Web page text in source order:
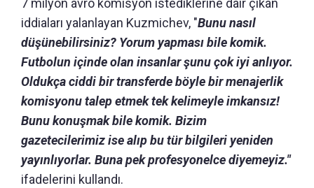
7 milyon avro komisyon istediklerine dair çıkan
iddiaları yalanlayan Kuzmichev, "Bunu nasıl
düşünebilirsiniz? Yorum yapması bile komik.
Futbolun içinde olan insanlar şunu çok iyi anlıyor.
Oldukça ciddi bir transferde böyle bir menajerlik
komisyonu talep etmek tek kelimeyle imkansız!
Bunu konuşmak bile komik. Bizim
gazetecilerimiz ise alıp bu tür bilgileri yeniden
yayınlıyorlar. Buna pek profesyonelce diyemeyiz."
ifadelerini kullandı.